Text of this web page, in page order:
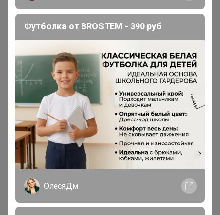
IvAnna
Магистр
В теме "Твой имидж - Стиль и комфорт из
Белоруссии"
15 мая, 2026 18:16 1
Milka, спасибо большое!
IvAnna
В теме "Твой имидж - Стиль и комфорт из